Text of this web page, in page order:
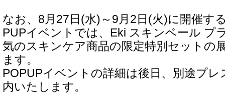
なお、8月27日(水)～9月2日(火)に開催す
PUPイベントでは、Eki スキンベール プ
気のスキンケア商品の限定特別セットの
ます。
POPUPイベントの詳細は後日、別途プ
内いたします。